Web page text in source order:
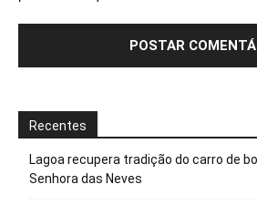
Recentes
Lagoa recupera tradição do carro de
Senhora das Neves